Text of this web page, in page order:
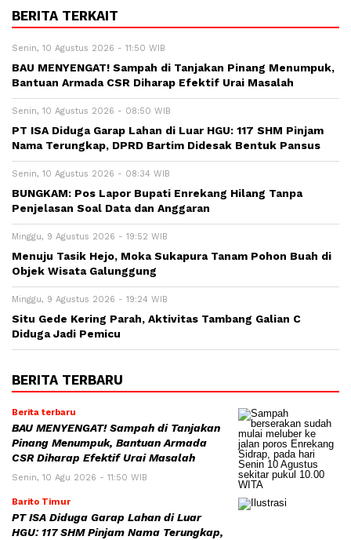
BERITA TERKAIT
Senin, 10 Agustus 2026 - 11:50 WIB
BAU MENYENGAT! Sampah di Tanjakan Pinang Menumpuk,
Bantuan Armada CSR Diharap Efektif Urai Masalah
Senin, 10 Agustus 2026 - 08:50 WIB
PT ISA Diduga Garap Lahan di Luar HGU: 117 SHM Pinjam
Nama Terungkap, DPRD Bartim Didesak Bentuk Pansus
Senin, 10 Agustus 2026 - 08:34 WIB
BUNGKAM: Pos Lapor Bupati Enrekang Hilang Tanpa
Penjelasan Soal Data dan Anggaran
Minggu, 9 Agustus 2026 - 19:52 WIB
Menuju Tasik Hejo, Moka Sukapura Tanam Pohon Buah di
Objek Wisata Galunggung
Minggu, 9 Agustus 2026 - 19:24 WIB
Situ Gede Kering Parah, Aktivitas Tambang Galian C
Diduga Jadi Pemicu
BERITA TERBARU
Berita terbaru
BAU MENYENGAT! Sampah di Tanjakan
Pinang Menumpuk, Bantuan Armada
CSR Diharap Efektif Urai Masalah
Senin, 10 Agu 2026 - 11:50 WIB
Barito Timur
PT ISA Diduga Garap Lahan di Luar
HGU: 117 SHM Pinjam Nama Terungkap,